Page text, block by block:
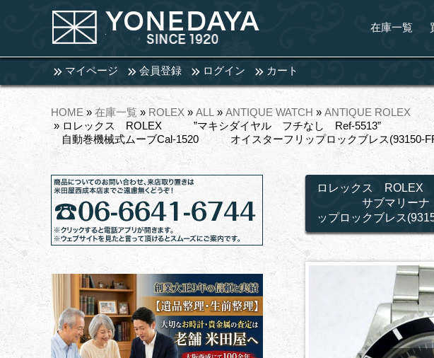
在庫一覧
マイページ 会員登録 ログイン カート
HOME » 在庫一覧 » ROLEX » ALL » ANTIQUE WATCH » ANTIQUE ROLEX
» ロレックス ROLEX ”マキシダイヤル フチなし Ref-
自動巻機械式ムーブCal-1520 オイスターフリップロックブレス
ロレックス
サブマリーナ
ップロックブレス